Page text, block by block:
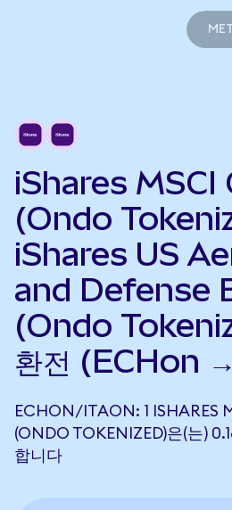
iShares MSCI
(Ondo
iShares US
and Defense
(Ondo
환전 (ECHon
ECHON/ITAON: 1 ISHARES
(ONDO TOKENIZED)은(는)
합니다